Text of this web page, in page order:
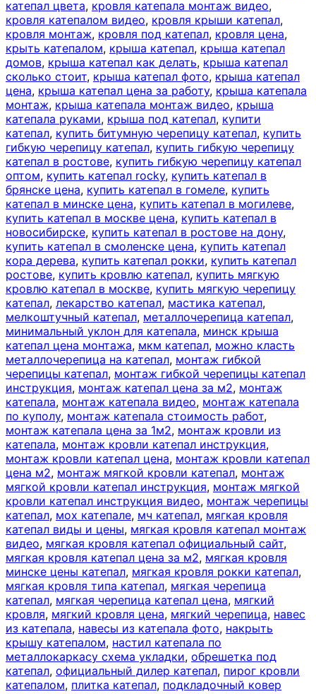
катепал цвета, кровля катепала монтаж видео,
кровля катепалом видео, кровля крыши катепал,
кровля монтаж, кровля под катепал, кровля цена,
крыть катепалом, крыша катепал, крыша катепал
домов, крыша катепал как делать, крыша катепал
сколько стоит, крыша катепал фото, крыша катепал
цена, крыша катепал цена за работу, крыша катепала
монтаж, крыша катепала монтаж видео, крыша
катепала руками, крыша под катепал, купити
катепал, купить битумную черепицу катепал, купить
гибкую черепицу катепал, купить гибкую черепицу
катепал в ростове, купить гибкую черепицу катепал
оптом, купить катепал rocky, купить катепал в
брянске цена, купить катепал в гомеле, купить
катепал в минске цена, купить катепал в могилеве,
купить катепал в москве цена, купить катепал в
новосибирске, купить катепал в ростове на дону,
купить катепал в смоленске цена, купить катепал
кора дерева, купить катепал рокки, купить катепал
ростове, купить кровлю катепал, купить мягкую
кровлю катепал в москве, купить мягкую черепицу
катепал, лекарство катепал, мастика катепал,
мелкоштучный катепал, металлочерепица катепал,
минимальный уклон для катепала, минск крыша
катепал цена монтажа, мкм катепал, можно класть
металлочерепица на катепал, монтаж гибкой
черепицы катепал, монтаж гибкой черепицы катепал
инструкция, монтаж катепал цена за м2, монтаж
катепала, монтаж катепала видео, монтаж катепала
по куполу, монтаж катепала стоимость работ,
монтаж катепала цена за 1м2, монтаж кровли из
катепала, монтаж кровли катепал инструкция,
монтаж кровли катепал цена, монтаж кровли катепал
цена м2, монтаж мягкой кровли катепал, монтаж
мягкой кровли катепал инструкция, монтаж мягкой
кровли катепал инструкция видео, монтаж черепицы
катепал, мох катепале, мч катепал, мягкая кровля
катепал виды и цены, мягкая кровля катепал монтаж
видео, мягкая кровля катепал официальный сайт,
мягкая кровля катепал цена за м2, мягкая кровля
минске цены катепал, мягкая кровля рокки катепал,
мягкая кровля типа катепал, мягкая черепица
катепал, мягкая черепица катепал цена, мягкий
кровля, мягкий кровля цена, мягкий черепица, навес
из катепала, навесы из катепала фото, накрыть
крышу катепалом, настил катепала по
металлокаркасу схема укладки, обрешетка под
катепал, официальный дилер катепал, пирог кровли
катепалом, плитка катепал, подкладочный ковер